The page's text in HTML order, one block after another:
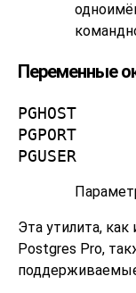
Переменные
PGHOST
PGPORT
PGUSER
Эта утилита,
Postgres Pro,